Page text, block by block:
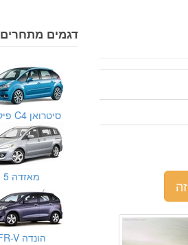
דגמים מתחרים
סיטרואן C4 פיקאסו
מאזדה 5
הונדה FR-V